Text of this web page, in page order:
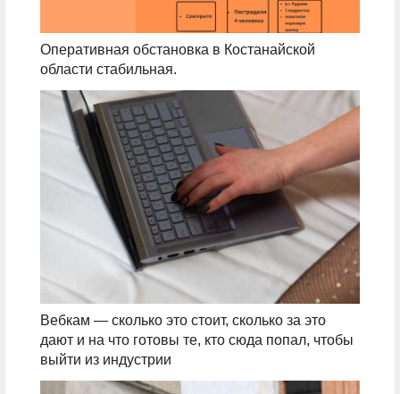
Оперативная обстановка в Костанайской
области стабильная.
Вебкам — сколько это стоит, сколько за это
дают и на что готовы те, кто сюда попал, чтобы
выйти из индустрии